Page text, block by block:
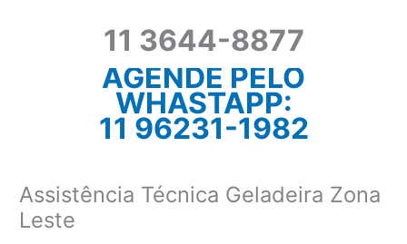
11 3644-8877
AGENDE PELO
WHASTAPP:
11 96231-1982
Assistência Técnica Geladeira Zona
Leste